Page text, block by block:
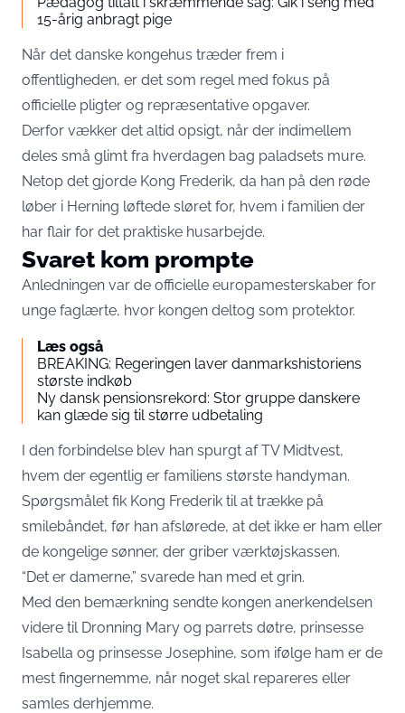
15-årig anbragt pige
Når det danske kongehus træder frem i
offentligheden, er det som regel med fokus på
officielle pligter og repræsentative opgaver.
Derfor vækker det altid opsigt, når der indimellem
deles små glimt fra hverdagen bag paladsets mure.
Netop det gjorde Kong Frederik, da han på den røde
løber i Herning løftede sløret for, hvem i familien der
har flair for det praktiske husarbejde.
Svaret kom prompte
Anledningen var de officielle europamesterskaber for
unge faglærte, hvor kongen deltog som protektor.
Læs også
BREAKING: Regeringen laver danmarkshistoriens
største indkøb
Ny dansk pensionsrekord: Stor gruppe danskere
kan glæde sig til større udbetaling
I den forbindelse blev han spurgt afTV Midtvest,
hvem der egentlig er familiens største handyman.
Spørgsmålet fik Kong Frederik til at trække på
smilebåndet, før han afslørede, at det ikke er ham eller
de kongelige sønner, der griber værktøjskassen.
“Det er damerne,” svarede han med et grin.
Med den bemærkning sendte kongen anerkendelsen
videre til Dronning Mary og parrets døtre, prinsesse
Isabella og prinsesse Josephine, som ifølge ham er de
mest fingernemme, når noget skal repareres eller
samles derhjemme.